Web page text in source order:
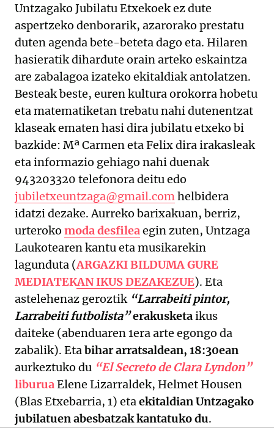
Untzagako Jubilatu Etxekoek ez dute
aspertzeko denborarik, azarorako prestatu
duten agenda bete-beteta dago eta. Hilaren
hasieratik dihardute orain arteko eskaintza
are zabalagoa izateko ekitaldiak antolatzen.
Besteak beste, euren kultura orokorra hobetu
eta matematiketan trebatu nahi dutenentzat
klaseak ematen hasi dira jubilatu etxeko bi
bazkide: Mª Carmen eta Felix dira irakasleak
eta informazio gehiago nahi duenak
943203320 telefonora deitu edo
jubiletxeuntzaga@gmail.comhelbidera
idatzi dezake. Aurreko barixakuan, berriz,
urteroko moda desfileaegin zuten, Untzaga
Laukotearen kantu eta musikarekin
lagunduta (ARGAZKI BILDUMA GURE
MEDIATEKAN IKUS DEZAKEZUE). Eta
astelehenaz geroztik “Larrabeiti pintor,
Larrabeiti futbolista”erakusketaikus
daiteke (abenduaren 1era arte egongo da
zabalik). Etabihar arratsaldean, 18:30ean
aurkeztuko du “El Secreto de Clara Lyndon”
liburuaElene Lizarraldek, Helmet Housen
(Blas Etxebarria, 1) etaekitaldian Untzagako
jubilatuen abesbatzak kantatuko du.